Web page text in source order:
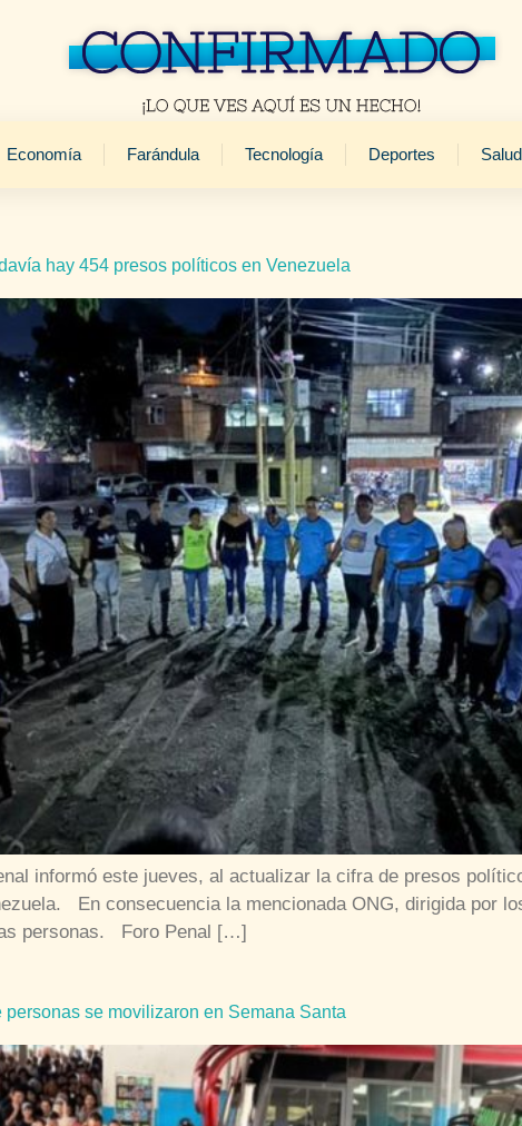
Economía Farándula Tecnología Deportes
hay 454 presos políticos en Venezuela
informó este jueves, al actualizar la cifra de presos
En consecuencia la mencionada ONG, dirigida por
personas. Foro Penal […]
se movilizaron en Semana Santa